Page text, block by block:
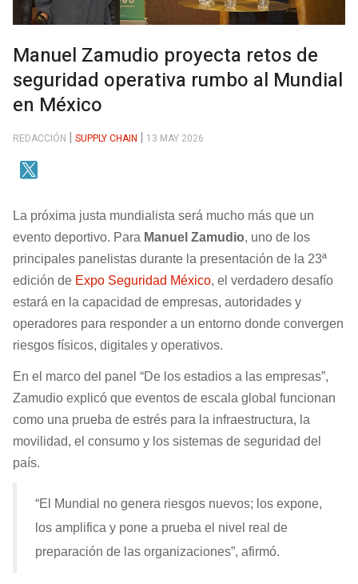
Manuel Zamudio proyecta retos de
seguridad operativa rumbo al Mundial
en México
REDACCIÓN SUPPLY CHAIN 13 MAY 2026
La próxima justa mundialista será mucho más que un
evento deportivo. Para Manuel Zamudio, uno de los
principales panelistas durante la presentación de la 23ª
edición de Expo Seguridad México, el verdadero desafío
estará en la capacidad de empresas, autoridades y
operadores para responder a un entorno donde convergen
riesgos físicos, digitales y operativos.
En el marco del panel “De los estadios a las empresas”,
Zamudio explicó que eventos de escala global funcionan
como una prueba de estrés para la infraestructura, la
movilidad, el consumo y los sistemas de seguridad del
país.
“El Mundial no genera riesgos nuevos; los expone,
los amplifica y pone a prueba el nivel real de
preparación de las organizaciones”, afirmó.